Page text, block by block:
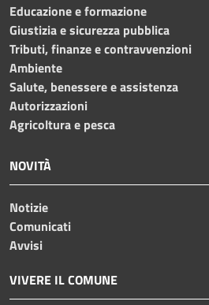
Educazione e formazione
Giustizia e sicurezza pubblica
Tributi, finanze e contravvenzioni
Ambiente
Salute, benessere e assistenza
Autorizzazioni
Agricoltura e pesca
NOVITÀ
Notizie
Comunicati
Avvisi
VIVERE IL COMUNE